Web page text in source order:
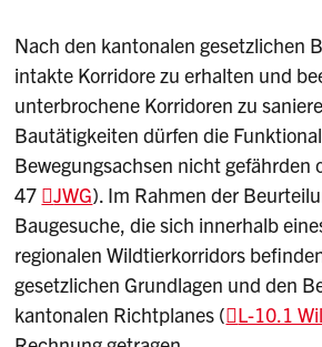
Nach den kantonalen gesetzlichen
intakte Korridore zu erhalten und
unterbrochene Korridoren zu
Bautätigkeiten dürfen die
Bewegungsachsen nicht gefährden
47
JWG). Im Rahmen der
Baugesuche, die sich innerhalb
regionalen Wildtierkorridors
gesetzlichen Grundlagen und den
kantonalen Richtplanes ( L-10.1